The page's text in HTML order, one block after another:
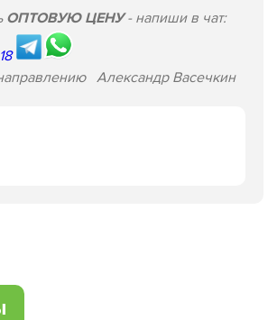
ОПТОВУЮ ЦЕНУ- напиши в чат:
Александр Васечкин